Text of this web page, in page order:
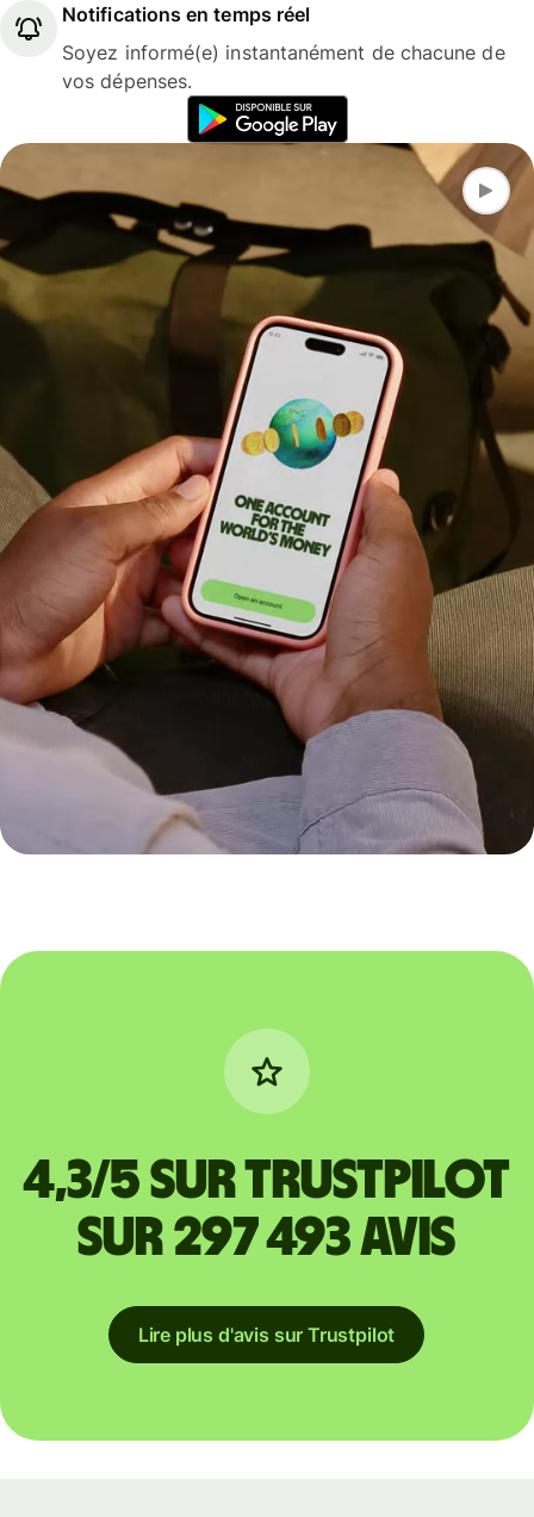
Notifications en temps réel
Soyez informé(e) instantanément de chacune de
vos dépenses.
4,3/5 sur Trustpilot
sur 297 493 avis
Lire plus d'avis sur Trustpilot